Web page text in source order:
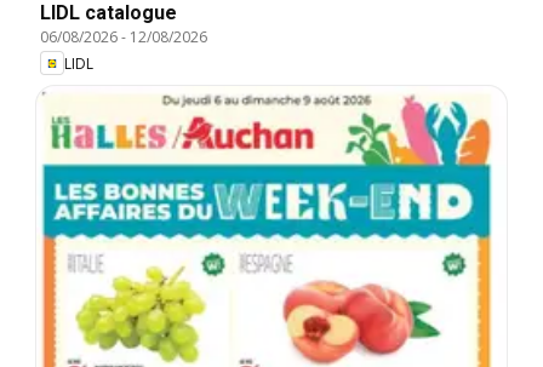
LIDL catalogue
06/08/2026- 12/08/2026
LIDL